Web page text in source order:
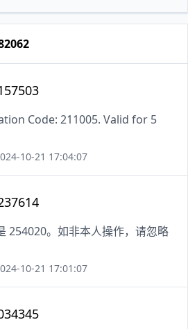
Code: 211005. Valid for 5
10-21 17:04:07
254020。如非本人操作，请忽略
10-21 17:01:07